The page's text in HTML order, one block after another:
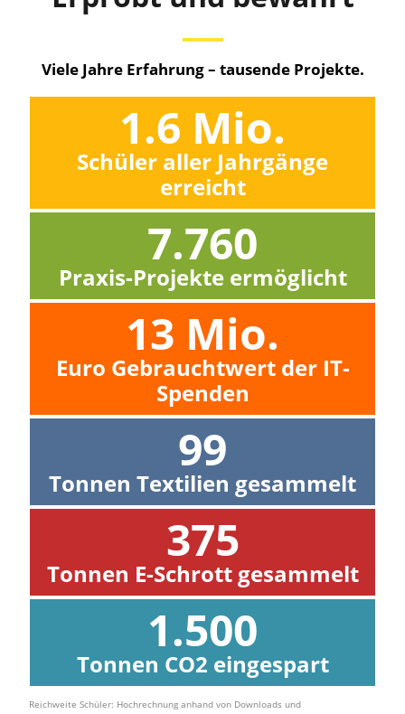
Viele Jahre Erfahrung – tausende Projekte.
Schüler aller Jahrgänge
erreicht
1.6 Mio.
Praxis-Projekte ermöglicht
7.760
Euro Gebrauchtwert der IT-
Spenden
13 Mio.
Tonnen Textilien gesammelt
99
Tonnen E-Schrott gesammelt
375
Tonnen CO2 eingespart
1.500
Reichweite Schüler: Hochrechnung anhand von Downloads und